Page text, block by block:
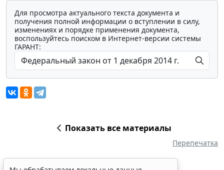
Для просмотра актуального текста документа и
получения полной информации о вступлении в силу,
изменениях и порядке применения документа,
воспользуйтесь поиском в Интернет-версии системы
ГАРАНТ:
Показать все материалы
Перепечатка